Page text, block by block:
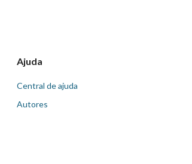
Ajuda
Central de ajuda
Autores